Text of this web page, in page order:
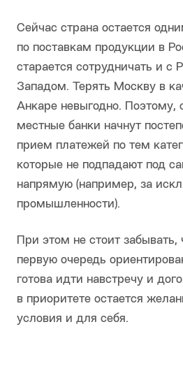
Сейчас страна остается
по поставкам продукции в
старается сотрудничать и с
Западом. Терять Москву в
Анкаре невыгодно. Поэтому,
местные банки начнут
прием платежей по тем
которые не подпадают под
напрямую (например, за
промышленности).
При этом не стоит забывать,
первую очередь
готова идти навстречу и
в приоритете остается
условия и для себя.